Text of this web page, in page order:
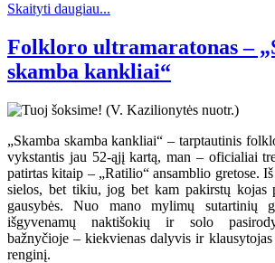
Skaityti daugiau...
Folkloro ultramaratonas –
skamba kankliai“
„Skamba skamba kankliai“ – tarptautinis
vykstantis jau 52-ąjį kartą, man – oficialiai
patirtas kitaip – „Ratilio“ ansamblio gretose.
sielos, bet tikiu, jog bet kam pakirstų kojas
gausybės. Nuo mano mylimų sutartinių
išgyvenamų naktišokių ir solo
bažnyčioje – kiekvienas dalyvis ir klausytojas
renginį.